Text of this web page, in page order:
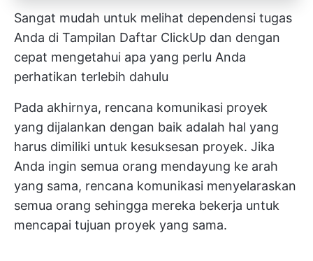
Sangat mudah untuk melihat dependensi tugas
Anda di Tampilan Daftar ClickUp dan dengan
cepat mengetahui apa yang perlu Anda
perhatikan terlebih dahulu
Pada akhirnya, rencana komunikasi proyek
yang dijalankan dengan baik adalah hal yang
harus dimiliki untuk kesuksesan proyek. Jika
Anda ingin semua orang mendayung ke arah
yang sama, rencana komunikasi menyelaraskan
semua orang sehingga mereka bekerja untuk
mencapai tujuan proyek yang sama.